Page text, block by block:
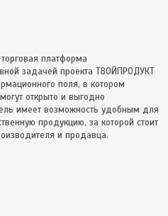
платформа
задачей проекта ТВОЙПРОДУКТ
поля, в котором
открыто и выгодно
имеет возможность удобным для
продукцию, за которой стоит
и продавца.